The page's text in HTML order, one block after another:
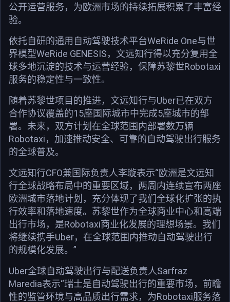
公开运营服务，为欧洲市场的持续拓展积累了丰富经
验。
依托自研的通用自动驾驶技术平台WeRide One与世
界模型WeRide GENESIS，文远知行得以充分复用全
球多地沉淀的技术与运营经验，保障苏黎世Robotaxi
服务的稳定性与一致性。
随着苏黎世项目的推进，文远知行与Uber已在双方
合作协议覆盖的15座国际城市中完成5座城市的部
署。未来，双方计划在全球范围内部署数万辆
Robotaxi，加速推动安全、可靠的自动驾驶出行服务
的全球普及。
文远知行CFO兼国际负责人李璇表示“欧洲是文远知
行全球战略布局中的重要区域，两周内连续宣布两座
欧洲城市落地计划，充分体现了我们全球化扩张的执
行效率和落地速度。苏黎世作为全球商业中心和高端
出行市场，是Robotaxi商业化发展的理想场景。我们
将继续携手Uber，在全球范围内推动自动驾驶出行
的规模化发展。”
Uber全球自动驾驶出行与配送负责人Sarfraz
Maredia表示“瑞士是自动驾驶出行的重要市场，前瞻
性的监管环境与高品质出行需求，为Robotaxi服务落